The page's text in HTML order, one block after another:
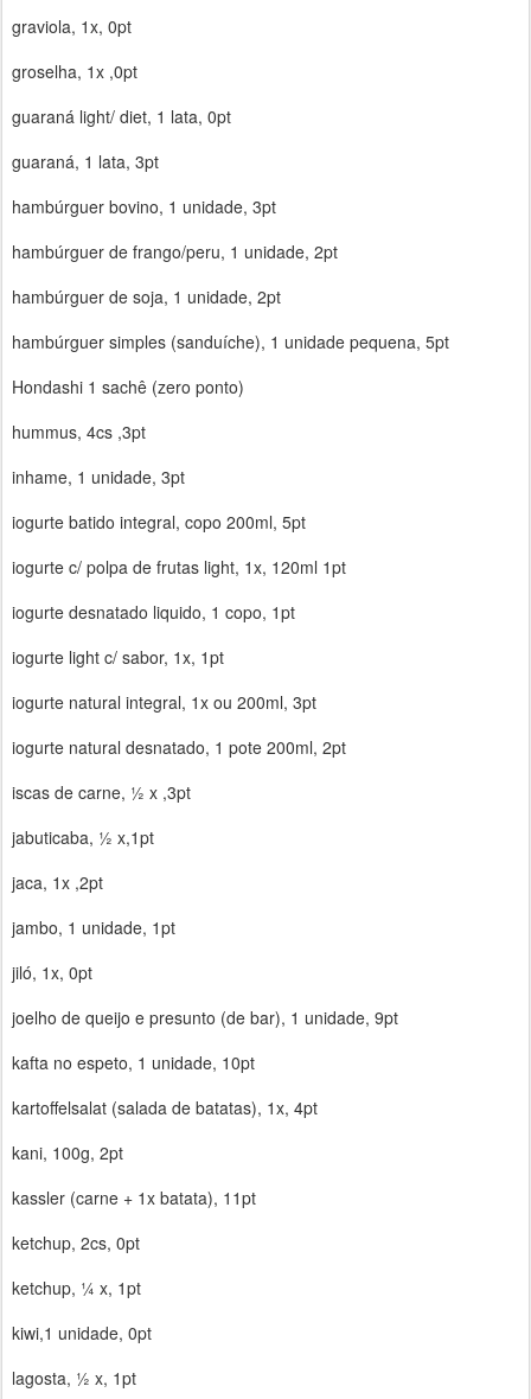
graviola, 1x, 0pt
groselha, 1x ,0pt
guaraná light/ diet, 1 lata, 0pt
guaraná, 1 lata, 3pt
hambúrguer bovino, 1 unidade, 3pt
hambúrguer de frango/peru, 1 unidade, 2pt
hambúrguer de soja, 1 unidade, 2pt
hambúrguer simples (sanduíche), 1 unidade pequena, 5pt
Hondashi 1 sachê (zero ponto)
hummus, 4cs ,3pt
inhame, 1 unidade, 3pt
iogurte batido integral, copo 200ml, 5pt
iogurte c/ polpa de frutas light, 1x, 120ml 1pt
iogurte desnatado liquido, 1 copo, 1pt
iogurte light c/ sabor, 1x, 1pt
iogurte natural integral, 1x ou 200ml, 3pt
iogurte natural desnatado, 1 pote 200ml, 2pt
iscas de carne, ½ x ,3pt
jabuticaba, ½ x,1pt
jaca, 1x ,2pt
jambo, 1 unidade, 1pt
jiló, 1x, 0pt
joelho de queijo e presunto (de bar), 1 unidade, 9pt
kafta no espeto, 1 unidade, 10pt
kartoffelsalat (salada de batatas), 1x, 4pt
kani, 100g, 2pt
kassler (carne + 1x batata), 11pt
ketchup, 2cs, 0pt
ketchup, ¼ x, 1pt
kiwi,1 unidade, 0pt
lagosta, ½ x, 1pt